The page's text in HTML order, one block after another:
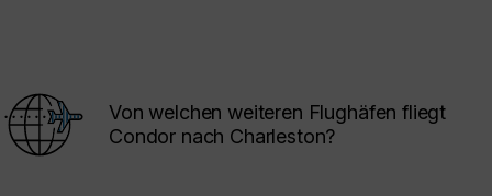
Von welchen weiteren Flughäfen fliegt
Condor nach Charleston?